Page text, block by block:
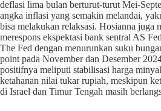
deflasi lima bulan berturut-turut Mei-
angka inflasi yang semakin melandai,
bisa melakukan relaksasi. Hosianna juga
merespons ekspektasi bank sentral AS
The Fed dengan menurunkan suku
point pada November dan Desember
positifnya meliputi stabilisasi harga
ketahanan nilai tukar rupiah, meskipun
di Israel dan Timur Tengah masih